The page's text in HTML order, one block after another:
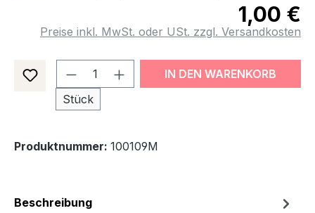
1,00 €
Preise inkl. MwSt. oder USt. zzgl. Versandkosten
Produkt Anzahl: Gib den
Stück
IN DEN WARENKORB
Produktnummer: 100109M
Beschreibung